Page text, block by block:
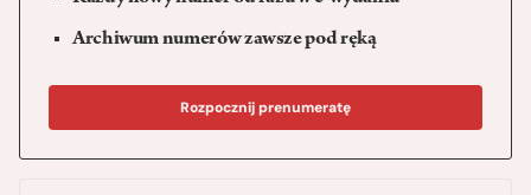
Archiwum numerów zawsze pod ręką
Rozpocznij prenumeratę